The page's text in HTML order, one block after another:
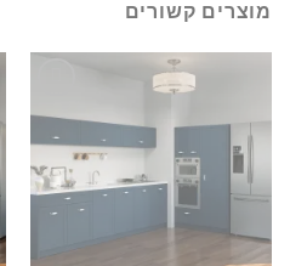
מוצרים קשורים
הוסף
שלי